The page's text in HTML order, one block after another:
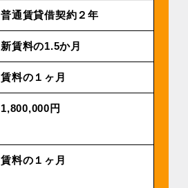
普通賃貸借契約２年
新賃料の1.5か月
賃料の１ヶ月
1,800,000円
賃料の１ヶ月